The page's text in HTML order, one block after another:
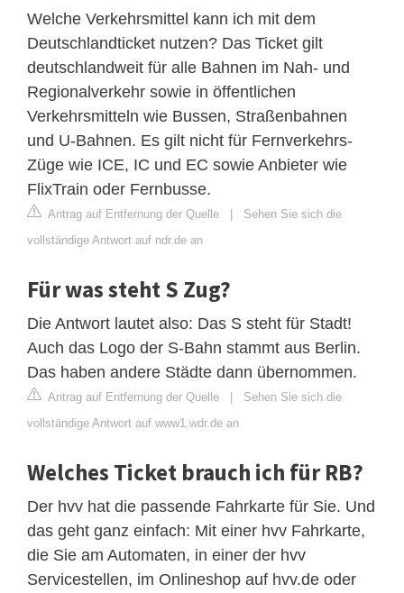
Welche Verkehrsmittel kann ich mit dem
Deutschlandticket nutzen? Das Ticket gilt
deutschlandweit für alle Bahnen im Nah- und
Regionalverkehr sowie in öffentlichen
Verkehrsmitteln wie Bussen, Straßenbahnen
und U-Bahnen. Es gilt nicht für Fernverkehrs-
Züge wie ICE, IC und EC sowie Anbieter wie
FlixTrain oder Fernbusse.
Antrag auf Entfernung der Quelle | Sehen Sie sich die
vollständige Antwort auf ndr.de an
Für was steht S Zug?
Die Antwort lautet also: Das S steht für Stadt!
Auch das Logo der S-Bahn stammt aus Berlin.
Das haben andere Städte dann übernommen.
Antrag auf Entfernung der Quelle | Sehen Sie sich die
vollständige Antwort auf www1.wdr.de an
Welches Ticket brauch ich für RB?
Der hvv hat die passende Fahrkarte für Sie. Und
das geht ganz einfach: Mit einer hvv Fahrkarte,
die Sie am Automaten, in einer der hvv
Servicestellen, im Onlineshop auf hvv.de oder